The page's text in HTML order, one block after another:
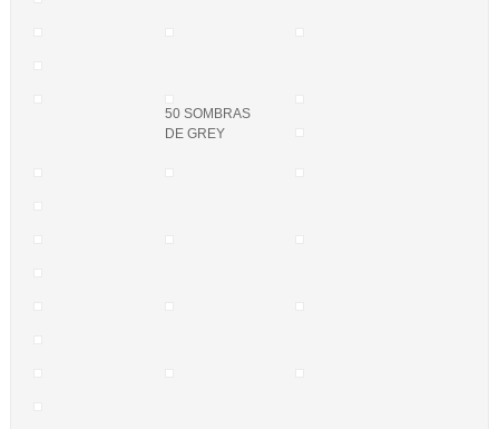
50 SOMBRAS
DE GREY